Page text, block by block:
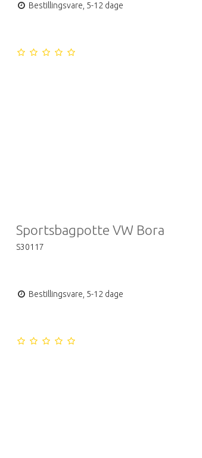
Bestillingsvare, 5-12 dage
Sportsbagpotte VW Bora
S30117
Bestillingsvare, 5-12 dage